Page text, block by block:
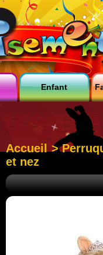
Enfant
Accueil >
et nez